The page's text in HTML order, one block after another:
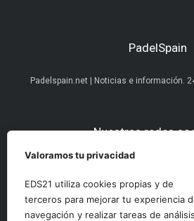
PadelSpain
Padelspain.net | Noticias e información.
Nuestras redes
Otros medios del Grupo
21
Valoramos tu privacidad
EDS21 utiliza cookies propias y de
terceros para mejorar tu experiencia
navegación y realizar tareas de